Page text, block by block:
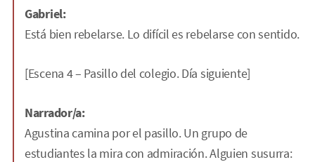
Gabriel:
Está bien rebelarse. Lo difícil es rebelarse con sentido.
[Escena 4 – Pasillo del colegio. Día siguiente]
Narrador/a:
Agustina camina por el pasillo. Un grupo de
estudiantes la mira con admiración. Alguien susurra: